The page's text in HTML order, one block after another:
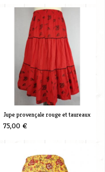
Jupe provençale rouge et taureaux
75,00 €